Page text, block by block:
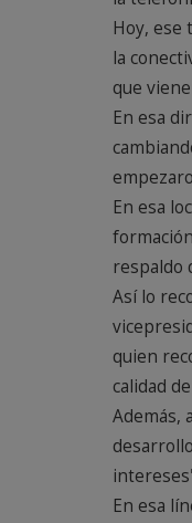
Hoy, ese
la
que
En esa
En esa
respaldo
Así lo
quien
calidad
Además,
En esa